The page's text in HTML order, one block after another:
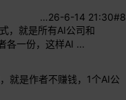
#8
26-6-14 21:30
…
，就是所有AI公司和
各一份，这样AI ...
就是作者不赚钱，1个AI公